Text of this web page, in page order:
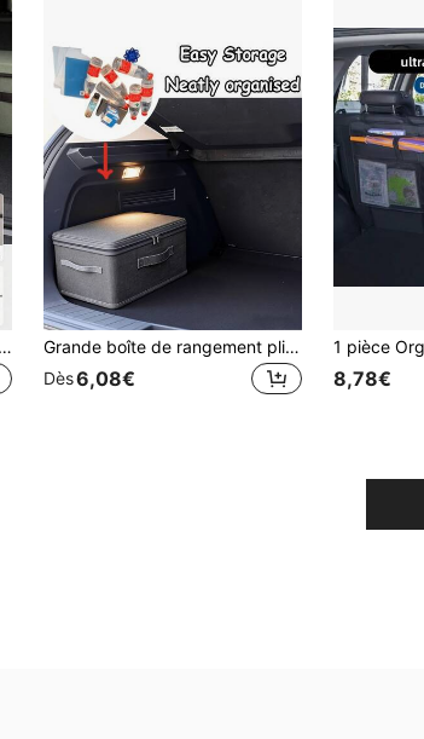
Boîte de rangement universelle pour coffre de voiture avec couvercle - Bac de rangement pliable en tissu non tissé, conteneur de cargaison pliable grande capacité, convient pour les vêtements, les jouets, les courses, SUV, camion et accessoires d'intérieur de voiture
Grande boîte de rangement pliable pour le coffre de voiture avec couvercle et poignée, étanche, convient pour SUV et berline. Panier de rangement/organisation pour penderie, vêtements et literie.
Dès6,08€ 8,78€